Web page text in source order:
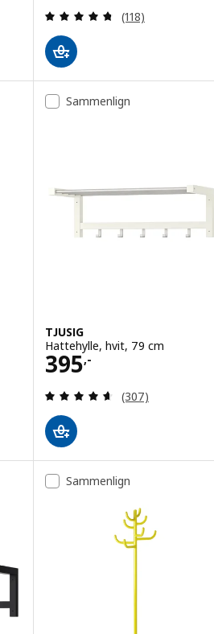
4.8 av 5 stjerner. SamledeGjennomgang:
(118)
4.6 av 5 stjerner. Samlede
Sammenlign
TJUSIG
Hattehylle, hvit, 79 cm
395,-
Pris 395,-
Gjennomgang:
(307)
Sammenlign